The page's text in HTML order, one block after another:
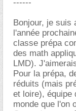
------
Bonjour, je suis
l'année
classe prépa
des math
LMD).
Pour la prépa,
réduits (mais
et loire), équipe
monde que l'on